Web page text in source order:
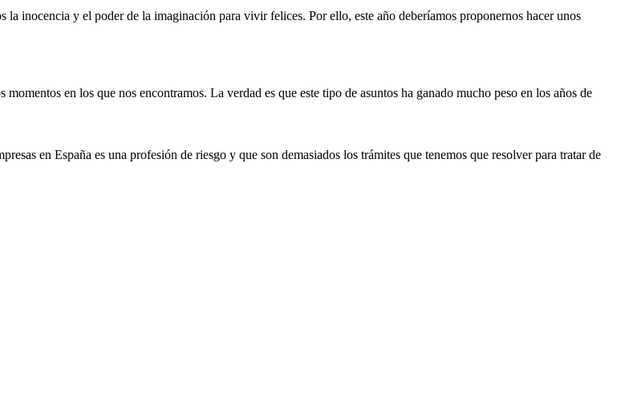
la inocencia y el poder de la imaginación para vivir felices. Por ello, este año deberíamos proponernos hacer unos
en los que nos encontramos. La verdad es que este tipo de asuntos ha ganado mucho peso en los años de
en España es una profesión de riesgo y que son demasiados los trámites que tenemos que resolver para tratar de